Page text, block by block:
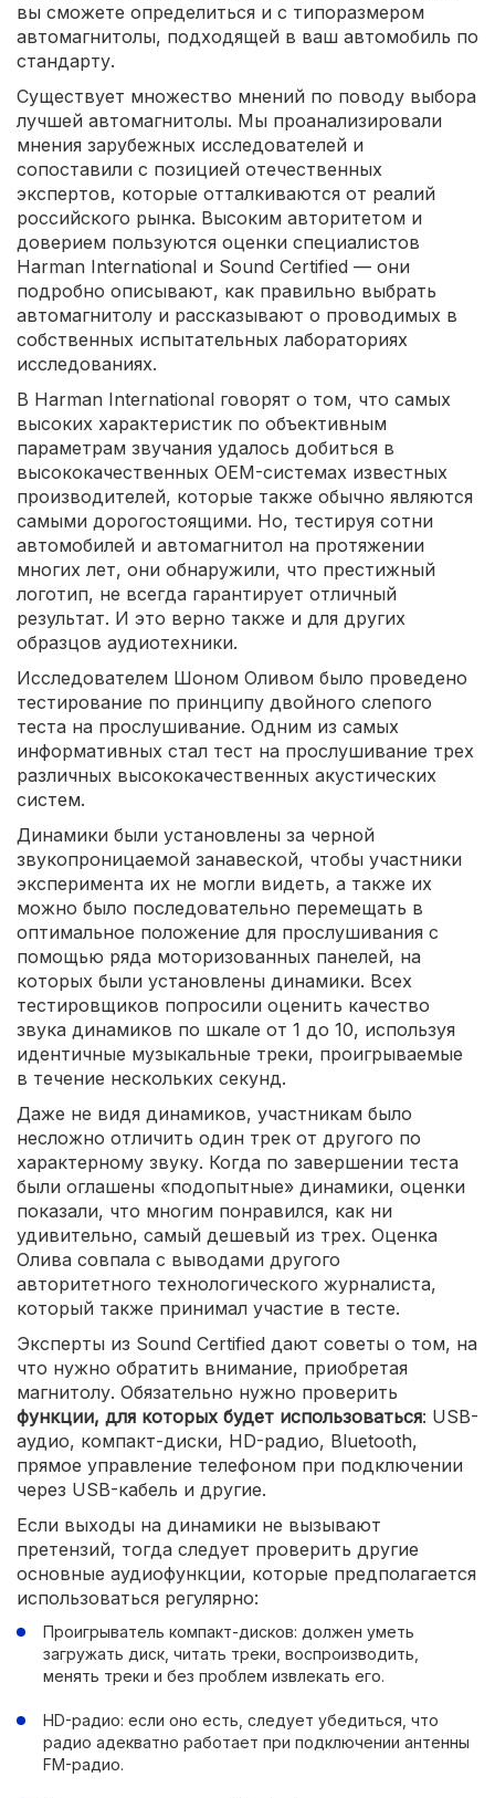
вы сможете определиться и с типоразмером
автомагнитолы, подходящей в ваш автомобиль по
стандарту.
Существует множество мнений по поводу выбора
лучшей автомагнитолы. Мы проанализировали
мнения зарубежных исследователей и
сопоставили с позицией отечественных
экспертов, которые отталкиваются от реалий
российского рынка. Высоким авторитетом и
доверием пользуются оценки специалистов
Harman International и Sound Certified — они
подробно описывают, как правильно выбрать
автомагнитолу и рассказывают о проводимых в
собственных испытательных лабораториях
исследованиях.
В Harman International говорят о том, что самых
высоких характеристик по объективным
параметрам звучания удалось добиться в
высококачественных OEM-системах известных
производителей, которые также обычно являются
самыми дорогостоящими. Но, тестируя сотни
автомобилей и автомагнитол на протяжении
многих лет, они обнаружили, что престижный
логотип, не всегда гарантирует отличный
результат. И это верно также и для других
образцов аудиотехники.
Исследователем Шоном Оливом было проведено
тестирование по принципу двойного слепого
теста на прослушивание. Одним из самых
информативных стал тест на прослушивание трех
различных высококачественных акустических
систем.
Динамики были установлены за черной
звукопроницаемой занавеской, чтобы участники
эксперимента их не могли видеть, а также их
можно было последовательно перемещать в
оптимальное положение для прослушивания с
помощью ряда моторизованных панелей, на
которых были установлены динамики. Всех
тестировщиков попросили оценить качество
звука динамиков по шкале от 1 до 10, используя
идентичные музыкальные треки, проигрываемые
в течение нескольких секунд.
Даже не видя динамиков, участникам было
несложно отличить один трек от другого по
характерному звуку. Когда по завершении теста
были оглашены «подопытные» динамики, оценки
показали, что многим понравился, как ни
удивительно, самый дешевый из трех. Оценка
Олива совпала с выводами другого
авторитетного технологического журналиста,
который также принимал участие в тесте.
Эксперты из Sound Certified дают советы о том, на
что нужно обратить внимание, приобретая
магнитолу. Обязательно нужно проверить
функции, для которых будет использоваться: USB-
аудио, компакт-диски, HD-радио, Bluetooth,
прямое управление телефоном при подключении
через USB-кабель и другие.
Если выходы на динамики не вызывают
претензий, тогда следует проверить другие
основные аудиофункции, которые предполагается
использоваться регулярно:
Проигрыватель компакт-дисков: должен уметь
загружать диск, читать треки, воспроизводить,
менять треки и без проблем извлекать его.
HD-радио: если оно есть, следует убедиться, что
радио адекватно работает при подключении антенны
FM-радио.